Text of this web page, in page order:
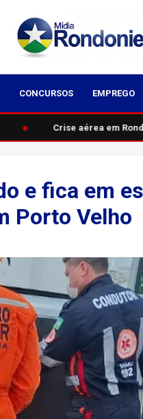
CONCURSOS EMPREGO
Crise aérea em
e fica em
Porto Velho